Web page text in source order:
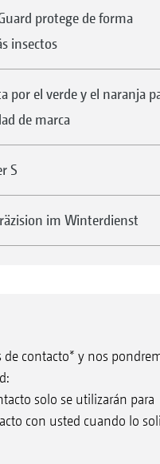
protege de forma
insectos
por el verde y el naranja
de marca
S
im Winterdienst
de contacto* y nos
solo se utilizarán para
con usted cuando lo